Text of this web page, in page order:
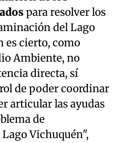
para resolver los
del Lago
es cierto, como
Ambiente, no
directa, sí
de poder coordinar
articular las ayudas
de
Vichuquén",